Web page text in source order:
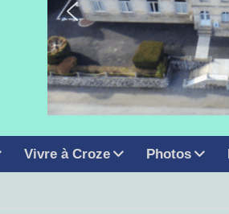
Vivre à Croze Photos